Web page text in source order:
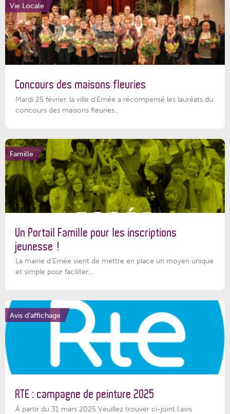
Vie Locale
Concours des maisons fleuries
Mardi 25 février, la ville d'Ernée a récompensé les lauréats du
concours des maisons fleuries...
Famille
Un Portail Famille pour les inscriptions
jeunesse !
La mairie d’Ernée vient de mettre en place un moyen unique
et simple pour faciliter...
Avis d'affichage
RTE : campagne de peinture 2025
À partir du 31 mars 2025 Veuillez trouver ci-joint l'avis